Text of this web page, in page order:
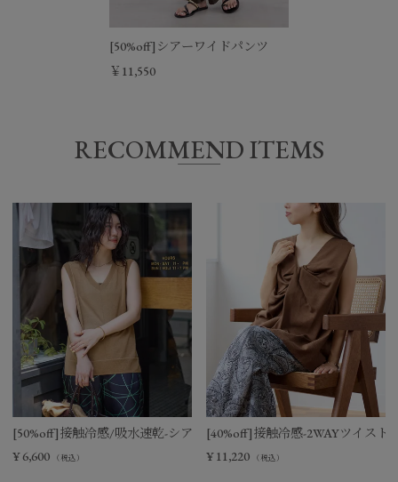
[50%off]シアーワイドパンツ
￥11,550
RECOMMEND ITEMS
[50%off]接触冷感/吸水速乾-シアーVネックニットベスト
¥ 6,600 （税込）
[40%off]接触冷感-2WAYツイスト
¥ 11,220 （税込）